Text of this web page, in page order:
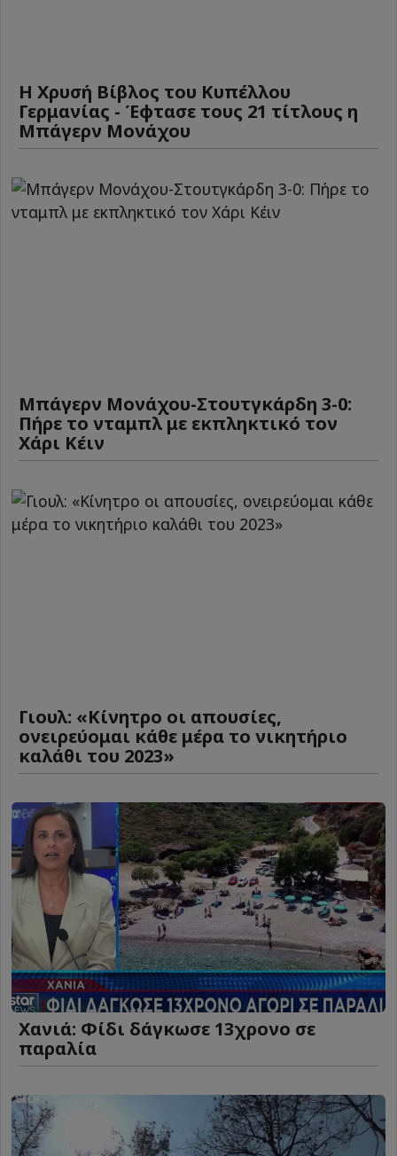
Η Χρυσή Βίβλος του Κυπέλλου
Γερμανίας - Έφτασε τους 21 τίτλους η
Μπάγερν Μονάχου
Μπάγερν Μονάχου-Στουτγκάρδη 3-0:
Πήρε το νταμπλ με εκπληκτικό τον
Χάρι Κέιν
Γιουλ: «Κίνητρο οι απουσίες,
ονειρεύομαι κάθε μέρα το νικητήριο
καλάθι του 2023»
Χανιά: Φίδι δάγκωσε 13χρονο σε
παραλία